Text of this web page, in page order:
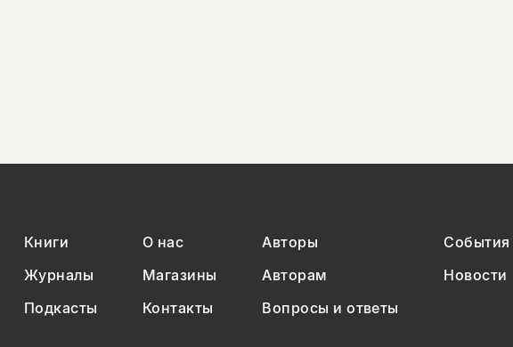
Книги О нас Авторы
События
Журналы
Магазины Авторам
Новости
Подкасты
Контакты Вопросы и ответы